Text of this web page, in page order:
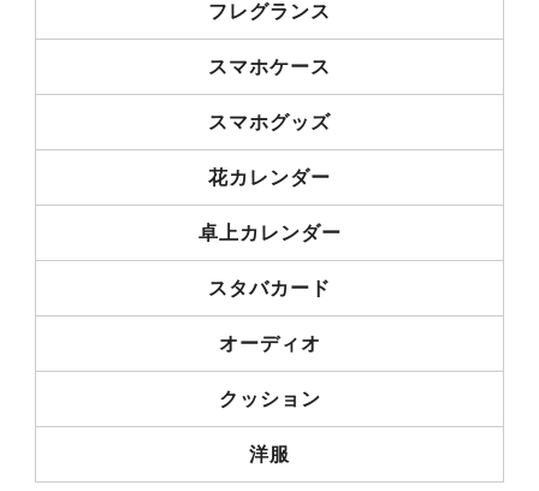
フレグランス
スマホケース
スマホグッズ
花カレンダー
卓上カレンダー
スタバカード
オーディオ
クッション
洋服